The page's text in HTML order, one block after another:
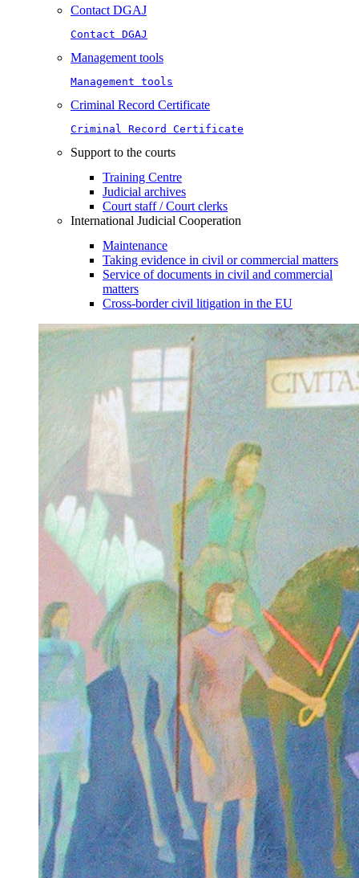
Contact DGAJ
Contact DGAJ
Management tools
Management tools
Criminal Record Certificate
Criminal Record Certificate
Support to the courts
Training Centre
Judicial archives
Court staff / Court clerks
International Judicial Cooperation
Maintenance
Taking evidence in civil or commercial matters
Service of documents in civil and commercial
matters​​
Cross-border civil litigation in the EU